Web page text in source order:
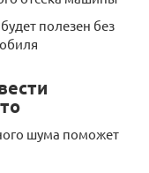
полезен без
шума поможет